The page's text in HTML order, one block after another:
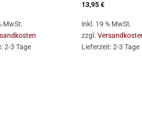
MwSt.
2-3 Tage
13,95€
inkl. 19 % MwSt.
zzgl.
Lieferzeit:2-3 Tage